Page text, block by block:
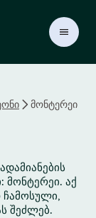
მონტერეი
მონტერეი. აქ
შეძლებ.